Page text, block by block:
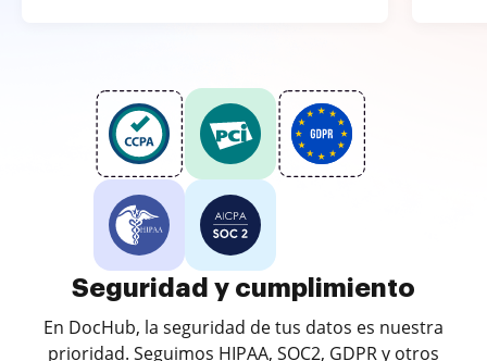
Seguridad y cumplimiento
En DocHub, la seguridad de tus datos es nuestra
prioridad. Seguimos HIPAA, SOC2, GDPR y otros